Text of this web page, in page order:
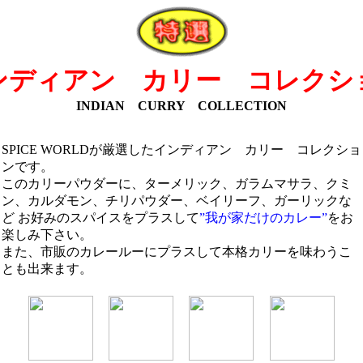
ディアン カリー コレクシ
INDIAN CURRY COLLECTION
SPICE WORLDが厳選したインディアン カリー コレクショ
ンです。
このカリーパウダーに、ターメリック、ガラムマサラ、クミ
ン、カルダモン、チリパウダー、ベイリーフ、ガーリックな
ど お好みのスパイスをプラスして”我が家だけのカレー”をお
楽しみ下さい。
また、市販のカレールーにプラスして本格カリーを味わうこ
とも出来ます。